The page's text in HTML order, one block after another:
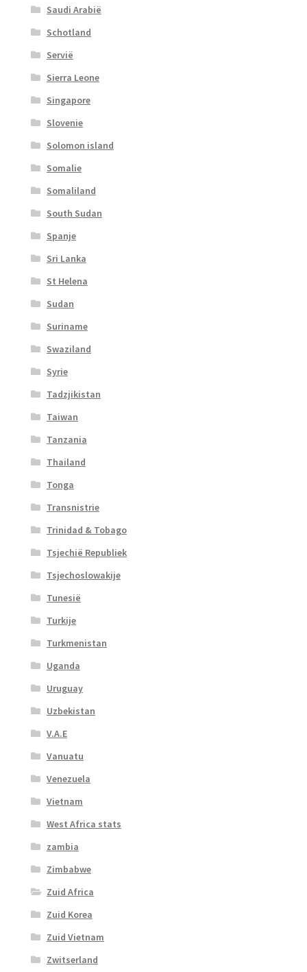
Saudi Arabië
Schotland
Servië
Sierra Leone
Singapore
Slovenie
Solomon island
Somalie
Somaliland
South Sudan
Spanje
Sri Lanka
St Helena
Sudan
Suriname
Swaziland
Syrie
Tadzjikistan
Taiwan
Tanzania
Thailand
Tonga
Transnistrie
Trinidad & Tobago
Tsjechië Republiek
Tsjechoslowakije
Tunesië
Turkije
Turkmenistan
Uganda
Uruguay
Uzbekistan
V.A.E
Vanuatu
Venezuela
Vietnam
West Africa stats
zambia
Zimbabwe
Zuid Africa
Zuid Korea
Zuid Vietnam
Zwitserland